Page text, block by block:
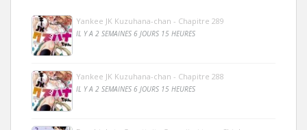
Yankee JK Kuzuhana-chan - Chapitre 289
IL Y A 2 SEMAINES 6 JOURS 15 HEURES
Yankee JK Kuzuhana-chan - Chapitre 288
IL Y A 2 SEMAINES 6 JOURS 15 HEURES